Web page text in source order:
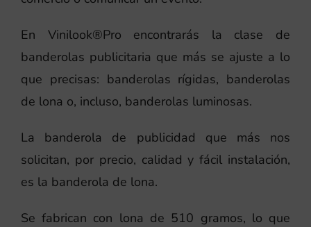
En Vinilook®Pro encontrarás la clase de
banderolas publicitaria que más se ajuste a lo
que precisas: banderolas rígidas, banderolas
de lona o, incluso, banderolas luminosas.
La banderola de publicidad que más nos
solicitan, por precio, calidad y fácil instalación,
es la banderola de lona.
Se fabrican con lona de 510 gramos, lo que